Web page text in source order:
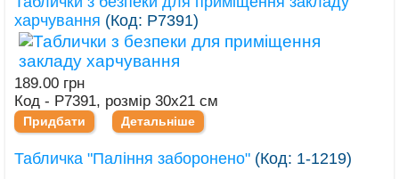
харчування (Код: Р7391)
189.00 грн
Код - Р7391, розмір 30х21 см
Придбати Детальніше
Табличка "Паління заборонено" (Код: 1-1219)